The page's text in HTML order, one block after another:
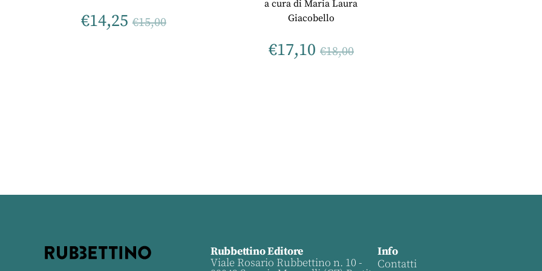
€14,25 €15,00
a cura diMaria Laura
Giacobello
€17,10 €18,00
Rubbettino Editore
Viale Rosario Rubbettino n. 10 -
Info
Contatti